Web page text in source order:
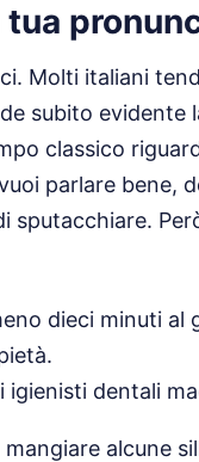
Molti italiani
subito evidente
classico
parlare bene,
sputacchiare.
dieci minuti al
igienisti dentali
alcune